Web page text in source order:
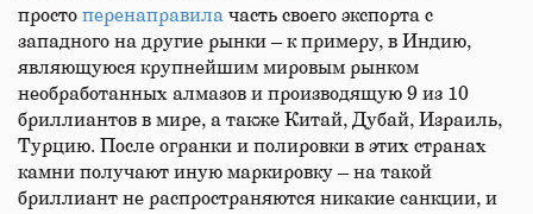
просто перенаправила часть своего экспорта с
западного на другие рынки – к примеру, в Индию,
являющуюся крупнейшим мировым рынком
необработанных алмазов и производящую 9 из 10
бриллиантов в мире, а также Китай, Дубай, Израиль,
Турцию. После огранки и полировки в этих странах
камни получают иную маркировку – на такой
бриллиант не распространяются никакие санкции, и